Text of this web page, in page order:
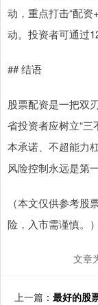
动，重点打击“配资
动。投资者可通过
## 结语
股票配资是一把双
省投资者应树立“
本承诺、不超能力
风险控制永远是第
（本文仅供参考
险，入市需谨慎。）
文章
上一篇： 最好的股